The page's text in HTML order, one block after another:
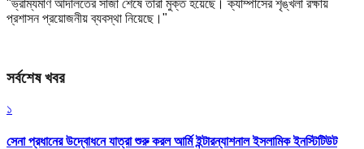
"ভ্রাম্যমাণ আদালতের সাজা শেষে তারা মুক্ত হয়েছে। ক্যাম্পাসের শৃঙ্খলা রক্ষায়
প্রশাসন প্রয়োজনীয় ব্যবস্থা নিয়েছে।"
সর্বশেষ খবর
১
সেনা প্রধানের উদ্বোধনে যাত্রা শুরু করল আর্মি ইন্টারন্যাশনাল ইসলামিক ইনস্টিটিউট